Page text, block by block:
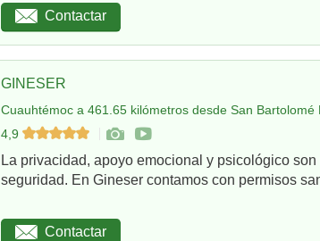
Contactar
GINESER
Cuauhtémoc a 461.65 kilómetros desde San Bartolomé
4,9
La privacidad, apoyo emocional y psicológico
seguridad. En Gineser contamos con permisos
Contactar